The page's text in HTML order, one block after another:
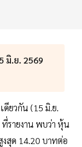
มิ.ย. 2569
ดียวกัน (15 มิ.ย.
รายงาน พบว่า หุ้น
สุด 14.20 บาทต่อ